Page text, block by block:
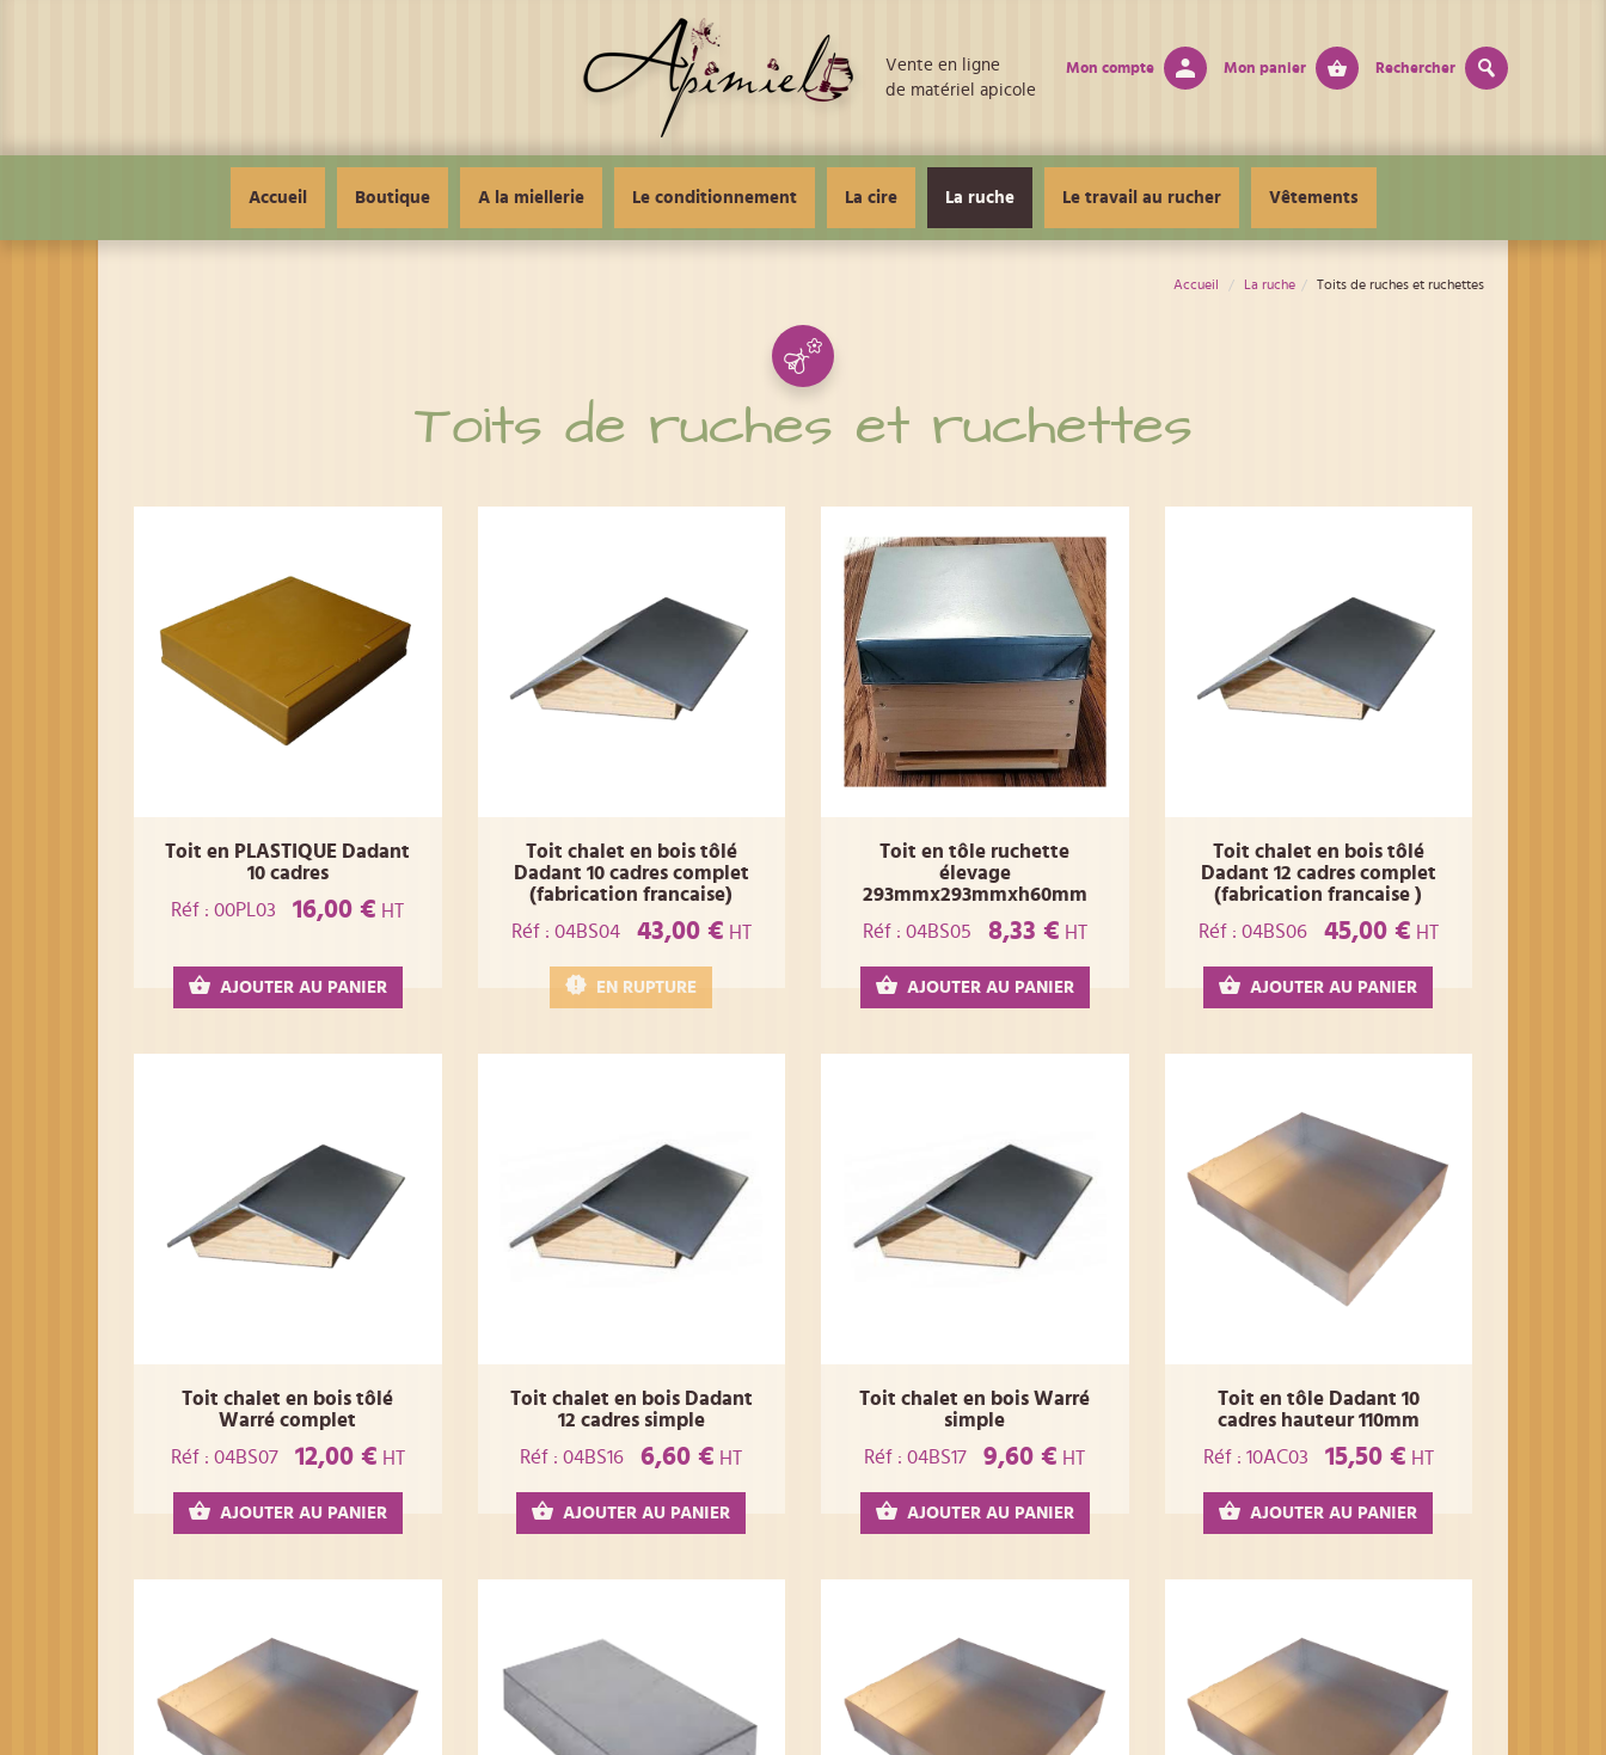
Accueil La ruche Toits de ruches et ruchettes
Toits de ruches et ruchettes
Toit en PLASTIQUE Dadant
10 cadres
Réf : 00PL03
16,00 € HT
AJOUTER AU PANIER
Toit chalet en bois tôlé
Dadant 10 cadres complet
(fabrication francaise)
Réf : 04BS04
43,00 € HT
EN RUPTURE
Toit en tôle ruchette
élevage
293mmx293mmxh60mm
Réf : 04BS05
8,33 € HT
AJOUTER AU PANIER
Toit chalet en bois tôlé
Dadant 12 cadres complet
(fabrication francaise )
Réf : 04BS06
45,00 € HT
AJOUTER AU PANIER
Toit chalet en bois tôlé
Warré complet
Réf : 04BS07
12,00 € HT
AJOUTER AU PANIER
Toit chalet en bois Dadant
12 cadres simple
Réf : 04BS16
6,60 € HT
AJOUTER AU PANIER
Toit chalet en bois Warré
simple
Réf : 04BS17
9,60 € HT
AJOUTER AU PANIER
Toit en tôle Dadant 10
cadres hauteur 110mm
Réf : 10AC03
15,50 € HT
AJOUTER AU PANIER
Vente en ligne
de matériel apicole
Mon compte Mon panier Rechercher
Accueil Boutique A la miellerie Le conditionnement La cire La ruche Le travail au rucher Vêtements